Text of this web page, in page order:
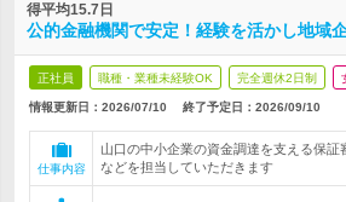
得平均15.7日
公的金融機関で安定！経験を活かし地域
正社員 職種・業種未経験OK 完全週休2日制
情報更新日：2026/07/10 終了予定日： 2026/09/10
仕事内容
山口の中小企業の資金調達を支える保証
などを担当していただきます